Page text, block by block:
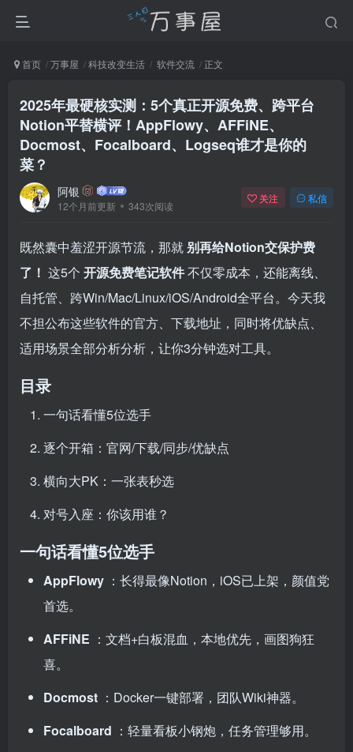
首页 万事屋 科技改变生活 软件交流 正文
2025年最硬核实测：5个真正开源免费、跨平台
Notion平替横评！AppFlowy、AFFiNE、
Docmost、Focalboard、Logseq谁才是你的
菜？
阿银
12个月前更新 343次阅读
关注 私信
既然囊中羞涩开源节流，那就 别再给Notion交保护费
了！ 这5个 开源免费笔记软件不仅零成本，还能离线、
自托管、跨Win/Mac/Linux/iOS/Android全平台。今天我
不担公布这些软件的官方、下载地址，同时将优缺点、
适用场景全部分析分析，让你3分钟选对工具。
目录
一句话看懂5位选手
逐个开箱：官网/下载/同步/优缺点
横向大PK：一张表秒选
对号入座：你该用谁？
一句话看懂5位选手
AppFlowy ：长得最像Notion，iOS已上架，颜值党
首选。
AFFiNE ：文档+白板混血，本地优先，画图狗狂
喜。
Docmost ：Docker一键部署，团队Wiki神器。
Focalboard ：轻量看板小钢炮，任务管理够用。